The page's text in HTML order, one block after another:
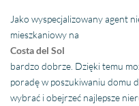
Jako wyspecjalizowany agent
mieszkaniowy na
Costa del Sol
bardzo dobrze. Dzięki temu
poradę w poszukiwaniu domu
wybrać i obejrzeć najlepsze